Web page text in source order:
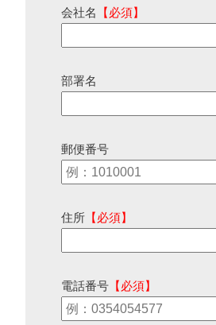
会社名 【必須】
部署名
郵便番号
住所 【必須】
電話番号 【必須】